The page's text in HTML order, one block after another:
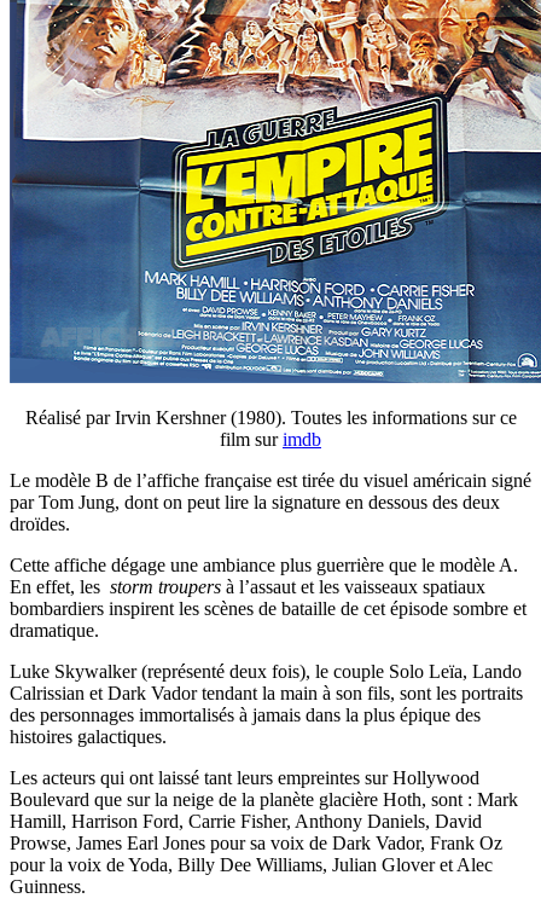
Réalisé par Irvin Kershner (1980). Toutes les informations sur ce
film surimdb
Le modèle B de l’affiche française est tirée du visuel américain signé
par Tom Jung, dont on peut lire la signature en dessous des deux
droïdes.
Cette affiche dégage une ambiance plus guerrière que le modèle A.
En effet, les storm troupers à l’assaut et les vaisseaux spatiaux
bombardiers inspirent les scènes de bataille de cet épisode sombre et
dramatique.
Luke Skywalker (représenté deux fois), le couple Solo Leïa, Lando
Calrissian et Dark Vador tendant la main à son fils, sont les portraits
des personnages immortalisés à jamais dans la plus épique des
histoires galactiques.
Les acteurs qui ont laissé tant leurs empreintes sur Hollywood
Boulevard que sur la neige de la planète glacière Hoth, sont : Mark
Hamill, Harrison Ford, Carrie Fisher, Anthony Daniels, David
Prowse, James Earl Jones pour sa voix de Dark Vador, Frank Oz
pour la voix de Yoda, Billy Dee Williams, Julian Glover et Alec
Guinness.